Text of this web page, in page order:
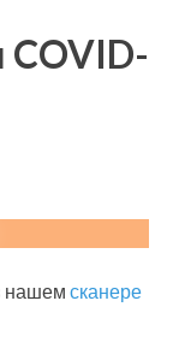
нашем сканере